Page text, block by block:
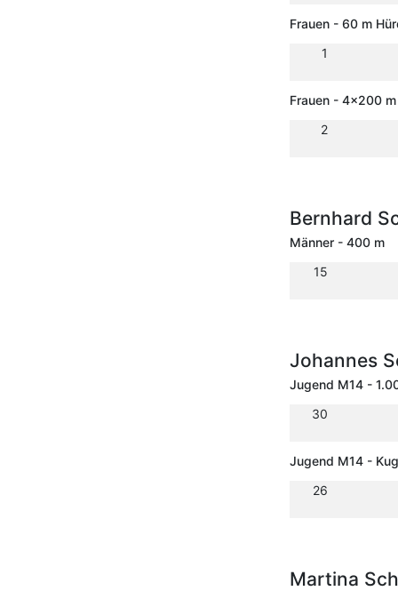
Frauen - 60 m
1
Frauen - 4x200
2
Bernhard
Männer - 400 m
15
Johannes
Jugend M14 -
30
Jugend M14 -
26
Martina